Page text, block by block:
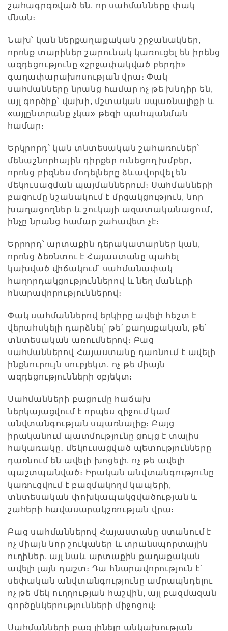
շահագրգռված են, որ սահմանները փակ
մնան։
Նախ՝ կան ներքաղաքական շրջանակներ,
որոնք տարիներ շարունակ կառուցել են իրենց
ազդեցությունը «շրջափակված բերդի»
գաղափարախոսության վրա։ Փակ
սահմանները նրանց համար ոչ թե խնդիր են,
այլ գործիք՝ վախի, մշտական սպառնալիքի և
«այլընտրանք չկա» թեզի պահպանման
համար։
Երկրորդ՝ կան տնտեսական շահառուներ՝
մենաշնորհային դիրքեր ունեցող խմբեր,
որոնց բիզնես մոդելները ձևավորվել են
մեկուսացման պայմաններում։ Սահմանների
բացումը նշանակում է մրցակցություն, նոր
խաղացողներ և շուկայի ազատականացում,
ինչը նրանց համար շահավետ չէ։
Երրորդ՝ արտաքին դերակատարներ կան,
որոնց ձեռնտու է Հայաստանը պահել
կախված վիճակում՝ սահմանափակ
հաղորդակցություններով և նեղ մանևրի
հնարավորություններով։
Փակ սահմաններով երկիրը ավելի հեշտ է
վերահսկելի դարձնել՝ թե՛ քաղաքական, թե՛
տնտեսական առումներով։ Բաց
սահմաններով Հայաստանը դառնում է ավելի
ինքնուրույն սուբյեկտ, ոչ թե միայն
ազդեցությունների օբյեկտ։
Սահմանների բացումը հաճախ
ներկայացվում է որպես զիջում կամ
անվտանգության սպառնալիք։ Բայց
իրականում պատմությունը ցույց է տալիս
հակառակը․ մեկուսացված պետությունները
դառնում են ավելի խոցելի, ոչ թե ավելի
պաշտպանված։ Իրական անվտանգությունը
կառուցվում է բազմակողմ կապերի,
տնտեսական փոխկապակցվածության և
շահերի հավասարակշռության վրա։
Բաց սահմաններով Հայաստանը ստանում է
ոչ միայն նոր շուկաներ և տրանսպորտային
ուղիներ, այլ նաև արտաքին քաղաքական
ավելի լայն դաշտ։ Դա հնարավորություն է՝
սեփական անվտանգությունը ամրապնդելու
ոչ թե մեկ ուղղության հաշվին, այլ բազմազան
գործընկերությունների միջոցով։
Սահմանների բաց լինելը անկախության